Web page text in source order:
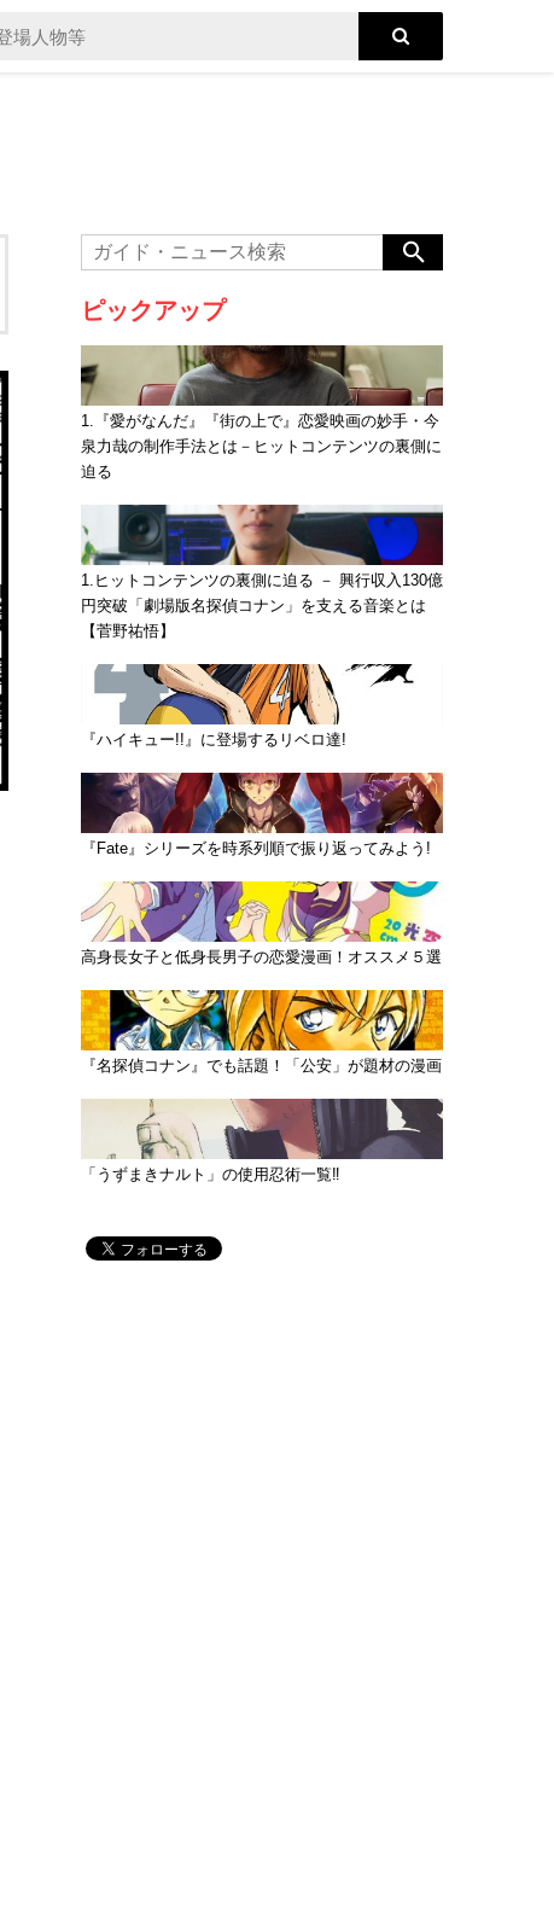
ピックアップ
1.『愛がなんだ』『街の上で』恋愛映画の妙手・今
泉力哉の制作手法とは－ヒットコンテンツの裏側に
迫る
1.ヒットコンテンツの裏側に迫る － 興行収入130億
円突破「劇場版名探偵コナン」を支える音楽とは
【菅野祐悟】
『ハイキュー!!』に登場するリベロ達!
『Fate』シリーズを時系列順で振り返ってみよう!
高身長女子と低身長男子の恋愛漫画！オススメ５選
『名探偵コナン』でも話題！「公安」が題材の漫画
「うずまきナルト」の使用忍術一覧‼